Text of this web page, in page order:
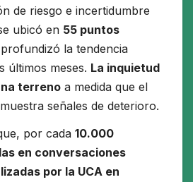
de riesgo e incertidumbre
ubicó en 55 puntos
la tendencia
últimos meses. La inquietud
terreno a medida que el
señales de deterioro.
por cada 10.000
en conversaciones
por la UCA en